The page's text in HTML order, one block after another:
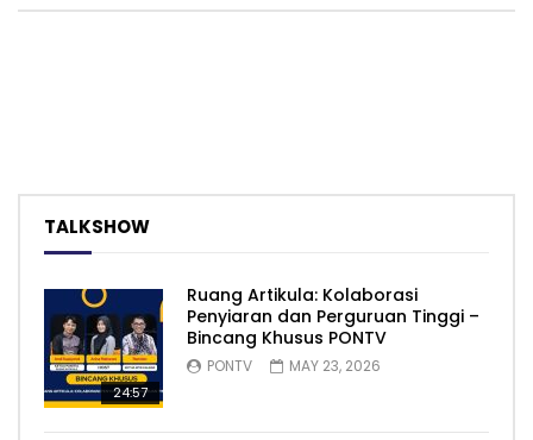
TALKSHOW
24:57
Ruang Artikula: Kolaborasi
Penyiaran dan Perguruan Tinggi –
Bincang Khusus PONTV
PONTV MAY 23, 2026